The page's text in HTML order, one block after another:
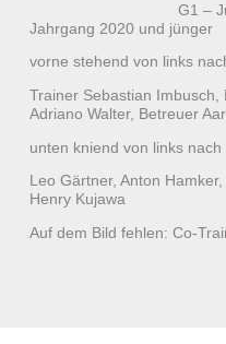
G1 –
Jahrgang 2020 und jünger
vorne stehend von links
Trainer Sebastian
Adriano Walter, Betreuer
unten kniend von links nach
Leo Gärtner, Anton
Henry Kujawa
Auf dem Bild fehlen: Co-